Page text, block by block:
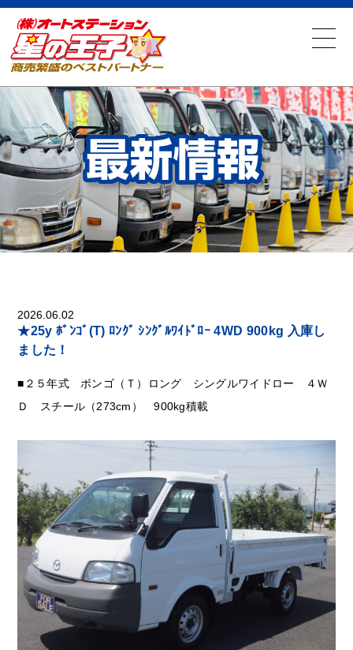
2026.06.02
★25y ﾎﾞﾝｺﾞ(T) ﾛﾝｸﾞ ｼﾝｸﾞﾙﾜｲﾄﾞﾛｰ 4WD 900kg 入庫し
ました！
■２５年式 ボンゴ（Ｔ）ロング シングルワイドロー ４Ｗ
Ｄ スチール（273cm） 900kg積載